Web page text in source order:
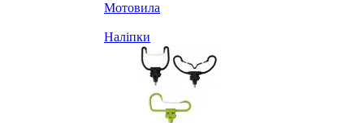
Мотовила
Наліпки